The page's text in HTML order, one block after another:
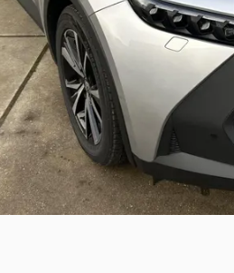
Garage Kramer· ZIJDEWIND
Bekijk aanbieding →
Vergelijk